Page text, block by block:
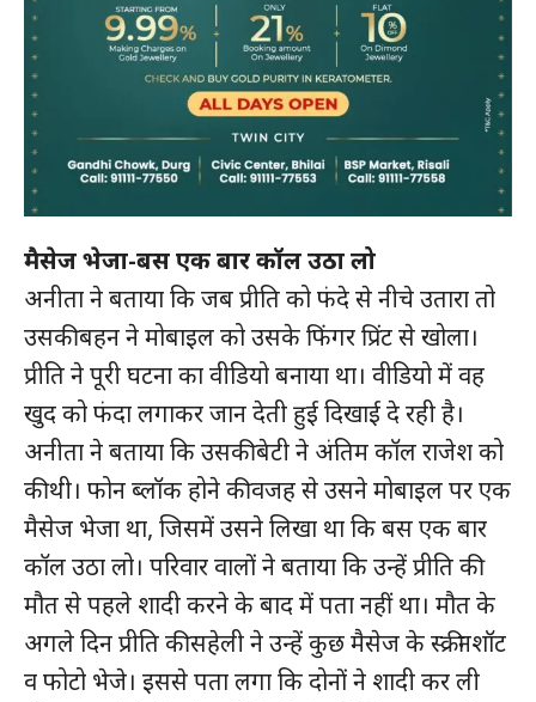
SUBSCRIBE NOW
क्विक लिंक्स
हमारे बारे में
मैसेज भेजा-बस एक बार कॉल उठा लो
अनीता ने बताया कि जब प्रीति को फंदे से नीचे उतारा तो
उसकी बहन ने मोबाइल को उसके फिंगर प्रिंट से खोला।
प्रीति ने पूरी घटना का वीडियो बनाया था। वीडियो में वह
खुद को फंदा लगाकर जान देती हुई दिखाई दे रही है।
अनीता ने बताया कि उसकी बेटी ने अंतिम कॉल राजेश को
की थी। फोन ब्लॉक होने की वजह से उसने मोबाइल पर एक
मैसेज भेजा था, जिसमें उसने लिखा था कि बस एक बार
कॉल उठा लो। परिवार वालों ने बताया कि उन्हें प्रीति की
मौत से पहले शादी करने के बाद में पता नहीं था। मौत के
अगले दिन प्रीति की सहेली ने उन्हें कुछ मैसेज के स्क्रीनशॉट
व फोटो भेजे। इससे पता लगा कि दोनों ने शादी कर ली